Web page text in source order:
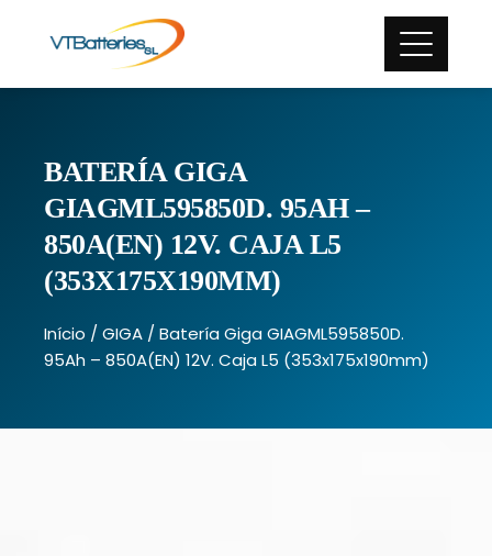
BATERÍA GIGA
GIAGML595850D. 95AH –
850A(EN) 12V. CAJA L5
(353X175X190MM)
Início / GIGA / Batería Giga GIAGML595850D.
95Ah – 850A(EN) 12V. Caja L5 (353x175x190mm)